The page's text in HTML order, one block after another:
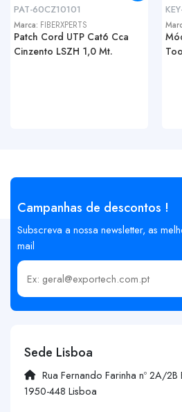
PAT-60CZ10101
Marca: FIBERXPERTS
Patch Cord UTP Cat6 Cca
Cinzento LSZH 1,0 Mt.
Campanhas de descontos !
Subscreva a nossa newsletter, as
mail
Insira o seu email
Sede Lisboa
Rua Fernando Farinha nº 2A/
1950-448 Lisboa